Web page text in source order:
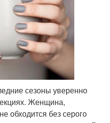
сезоны уверенно
Женщина,
обходится без серого